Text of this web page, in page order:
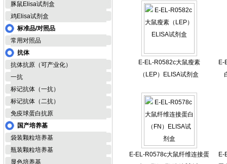
豚鼠Elisa试剂盒
鸡Elisa试剂盒
标准品/对照品
常用对照品
抗体
抗体抗原（可产业化）
一抗
标记抗体（一抗）
标记抗体（二抗）
免疫球蛋白抗原
国产培养基
袋装颗粒培养基
瓶装颗粒培养基
显色培养基
E-EL-R0582c大鼠瘦素
（LEP）ELISA试剂盒
E-
E-EL-R0578c大鼠纤维连接蛋
E-